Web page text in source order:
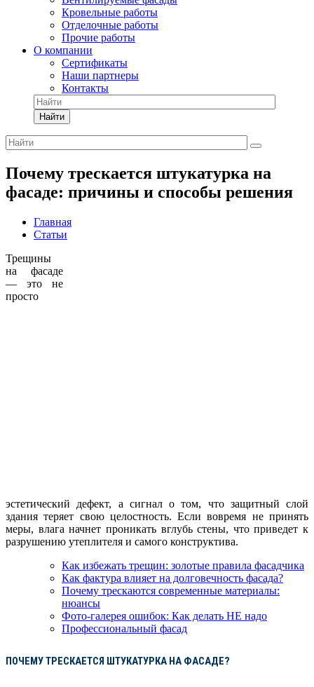
Кровельные работы
Отделочные работы
Прочие работы
О компании
Сертификаты
Наши партнеры
Контакты
Найти
Почему трескается штукатурка на
фасаде: причины и способы решения
Главная
Статьи
Трещины
на фасаде
— это не
просто
эстетический дефект, а сигнал о том, что защитный слой
здания теряет свою целостность. Если вовремя не принять
меры, влага начнет проникать вглубь стены, что приведет к
разрушению утеплителя и самого конструктива.
Как избежать трещин: золотые правила фасадчика
Как фактура влияет на долговечность фасада?
Почему трескаются современные материалы:
нюансы
Фото-галерея ошибок: Как делать НЕ надо
Профессиональный фасад
ПОЧЕМУ ТРЕСКАЕТСЯ ШТУКАТУРКА НА ФАСАДЕ?